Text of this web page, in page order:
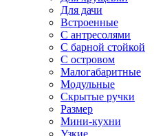
Для дачи
Встроенные
С антресолями
С барной стойкой
С островом
Малогабаритные
Модульные
Скрытые ручки
Размер
Мини-кухни
Узкие